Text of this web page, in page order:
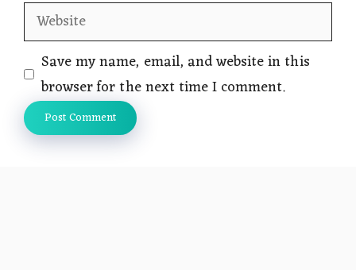
Website
Save my name, email, and website in this
browser for the next time I comment.